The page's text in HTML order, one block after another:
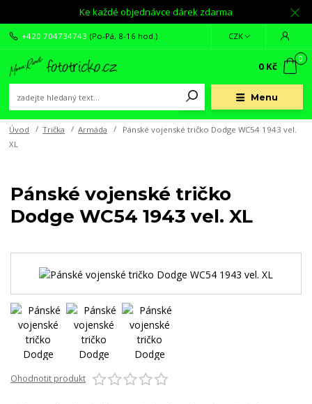
Ke každé objednávce dárek zdarma
Menu
CZK
+420 704734743 (Po-Pá, 8-16 hod.)
0
0 Kč
Úvod Trička Armáda
Pánské vojenské tričko Dodge WC54 1943 vel.
XL
Pánské vojenské tričko
Dodge WC54 1943 vel. XL
Ohodnotit produkt